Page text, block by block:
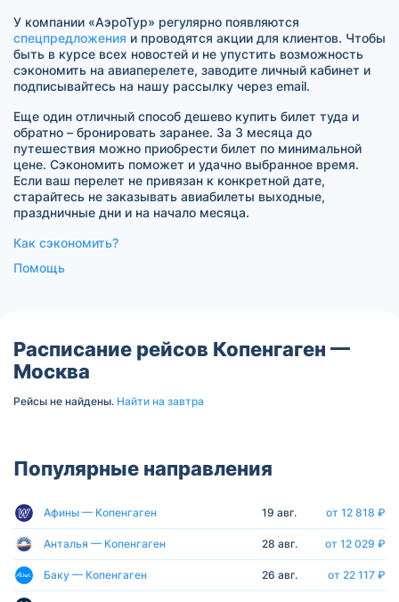
У компании «АэроТур» регулярно появляются
спецпредложения и проводятся акции для клиентов. Чтобы
быть в курсе всех новостей и не упустить возможность
сэкономить на авиаперелете, заводите личный кабинет и
подписывайтесь на нашу рассылку через email.
Еще один отличный способ дешево купить билет туда и
обратно – бронировать заранее. За 3 месяца до
путешествия можно приобрести билет по минимальной
цене. Сэкономить поможет и удачно выбранное время.
Если ваш перелет не привязан к конкретной дате,
старайтесь не заказывать авиабилеты выходные,
праздничные дни и на начало месяца.
Как сэкономить?
Помощь
Расписание рейсов Копенгаген —
Москва
Рейсы не найдены. Найти на завтра
Популярные направления
Афины — Копенгаген 19 авг. от 12 818 ₽
Анталья — Копенгаген 28 авг. от 12 029 ₽
Баку — Копенгаген 26 авг. от 22 117 ₽